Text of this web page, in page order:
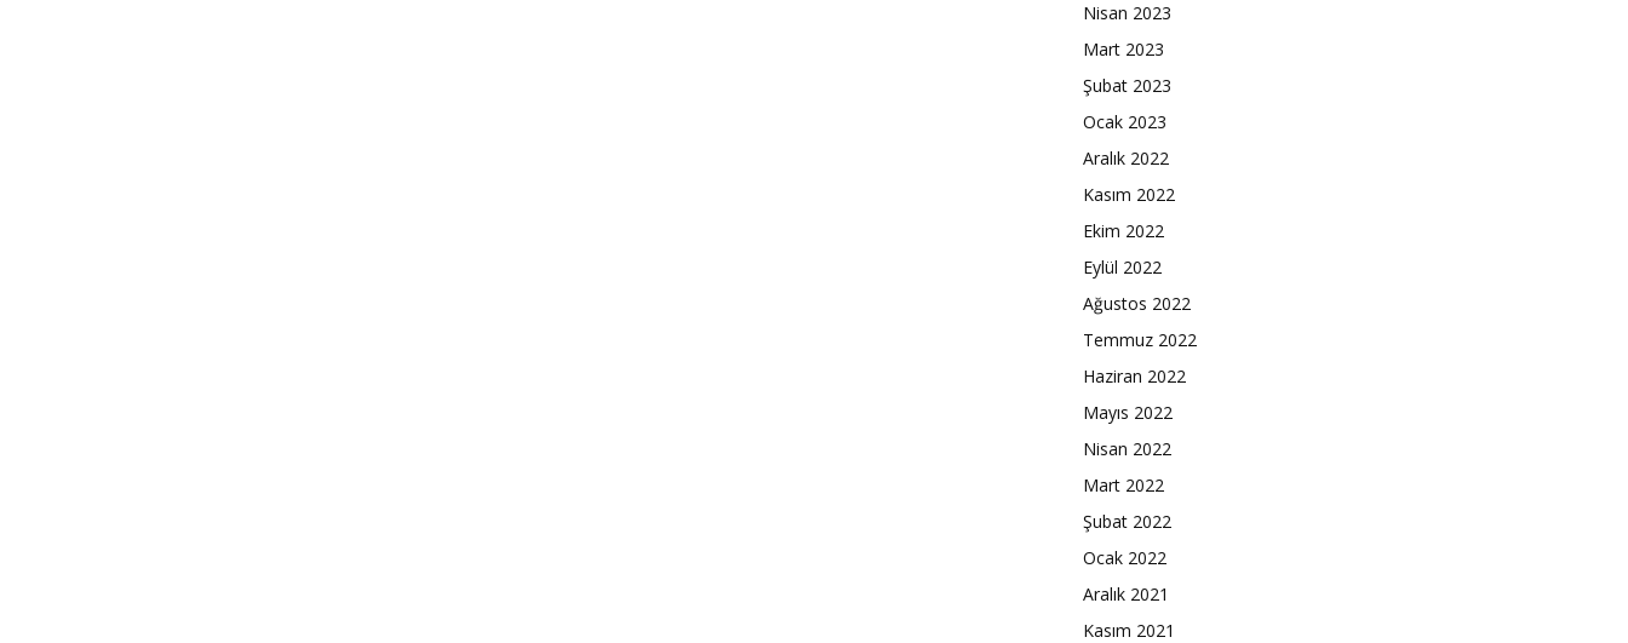
Nisan 2023
Mart 2023
Şubat 2023
Ocak 2023
Aralık 2022
Kasım 2022
Ekim 2022
Eylül 2022
Ağustos 2022
Temmuz 2022
Haziran 2022
Mayıs 2022
Nisan 2022
Mart 2022
Şubat 2022
Ocak 2022
Aralık 2021
Kasım 2021